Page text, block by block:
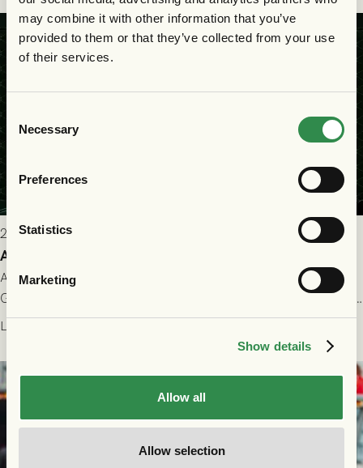
may combine it with other information that you’ve
provided to them or that they’ve collected from your use
of their services.
Selection
Necessary
Preferences
Statistics
Marketing
Show details
Allow all
Allow selection
2026-07-22 9:00
Allt du behöver veta inför GAIS - FC Nordsjælland
All evenemangsinformation du kan behöva inför ditt besök på
Gamla Ullevi och matchen mellan GAIS och FC Nordsjælland i
kvalet till Conference League! Avspark kl 19.00 på torsdag
Läs mer